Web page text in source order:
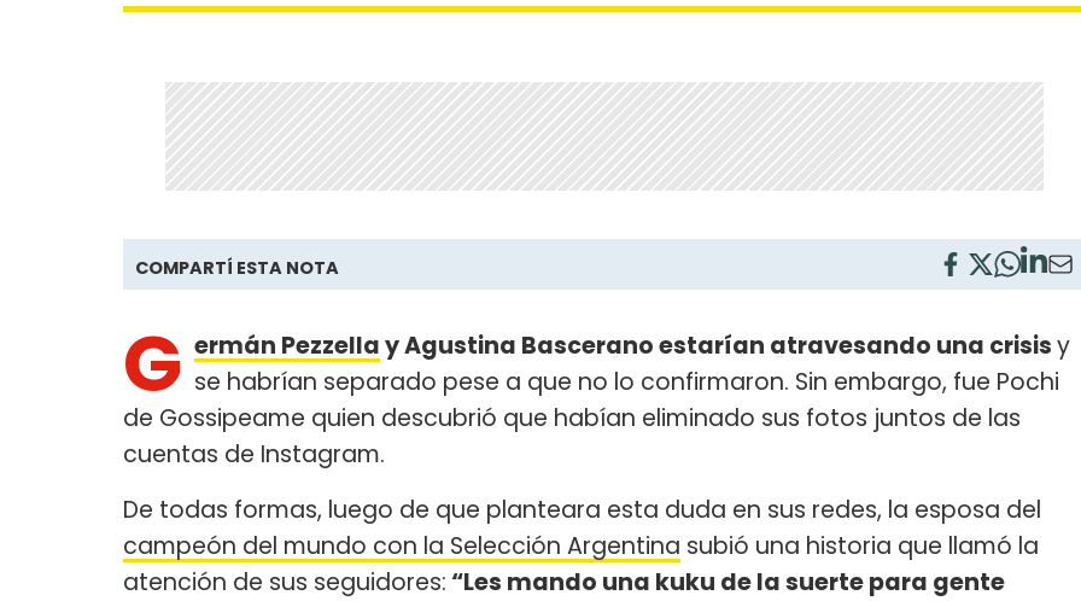
COMPARTÍ ESTA NOTA
G ermán Pezzellay Agustina Bascerano estarían atravesando una crisisy
se habrían separado pese a que no lo confirmaron. Sin embargo, fue Pochi
de Gossipeame quien descubrió que habían eliminado sus fotos juntos de las
cuentas de Instagram.
De todas formas, luego de que planteara esta duda en sus redes, la esposa del
campeón del mundo con la Selección Argentina subió una historia que llamó la
atención de sus seguidores: “Les mando una kuku de la suerte para gente